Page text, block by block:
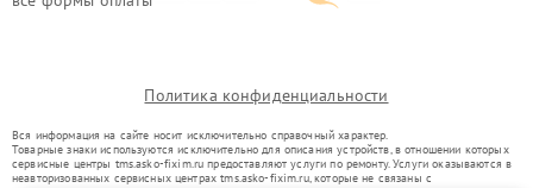
Политика конфиденциальности
Вся информация на сайте носит исключительно справочный характер.
Товарные знаки используются исключительно для описания устройств, в отношении которых
сервисные центры tms.asko-fixim.ru предоставляют услуги по ремонту. Услуги оказываются в
неавторизованных сервисных центрах tms.asko-fixim.ru, которые не связаны с